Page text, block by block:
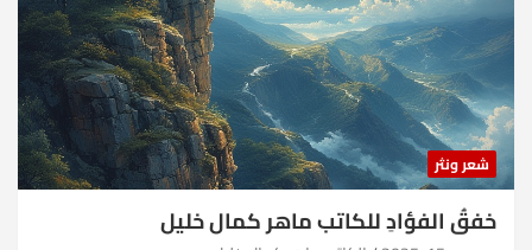
شعر ونثر
خفقُ الفؤادِ للكاتب ماهر كمال خليل